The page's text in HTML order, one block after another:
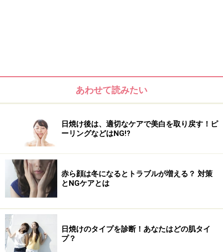
SINN D&Sクリーム
次に、SINNのD&Sクリームを目元に塗ります。乾燥知ら
ずのしっとり肌に整えるオーガニック美容クリーム。顔
用のクリームですが、保湿力が高いのでアイクリームと
あわせて読みたい
日焼け後は、適切なケアで美白を取り戻す！ピ
ーリングなどはNG!?
赤ら顔は冬になるとトラブルが増える？ 対策
とNGケアとは
日焼けのタイプを診断！あなたはどの肌タイ
プ？